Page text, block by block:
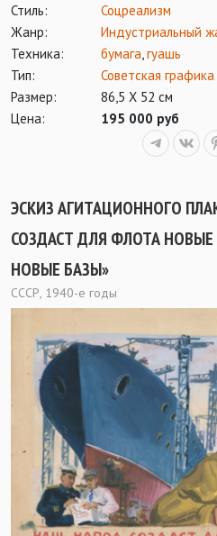
Стиль:
Соцреализм
Жанр:
Индустриальный
Техника:
бумага гуашь
Тип:
Советская графика
Размер:
86,5 Х 52 см
Цена:
195 000 руб
ЭСКИЗ АГИТАЦИОННОГО
СОЗДАСТ ДЛЯ ФЛОТА
НОВЫЕ БАЗЫ»
СССР, 1940-е годы